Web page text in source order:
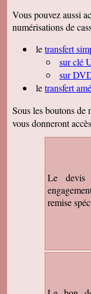
Vous pouvez aussi
numérisations de
letransfert
sur clé
sur
letransfert
Sous les boutons de
vous donneront
Le devis
remise